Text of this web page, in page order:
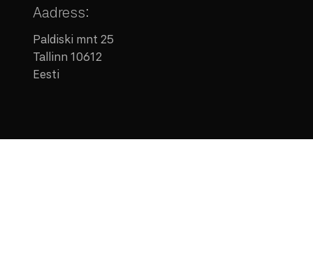
Aadress:
Paldiski mnt 25
Tallinn 10612
Eesti